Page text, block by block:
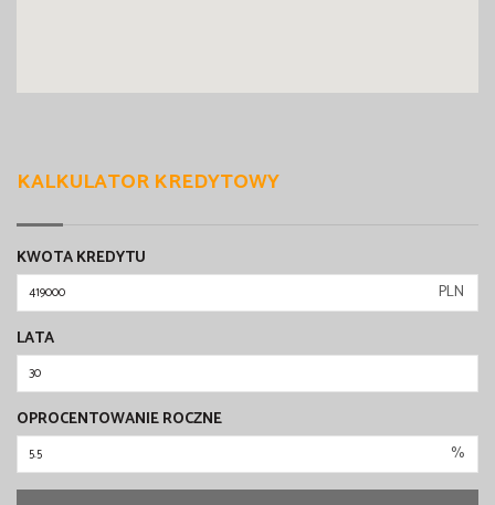
KALKULATOR KREDYTOWY
KWOTA KREDYTU
PLN
LATA
OPROCENTOWANIE ROCZNE
%